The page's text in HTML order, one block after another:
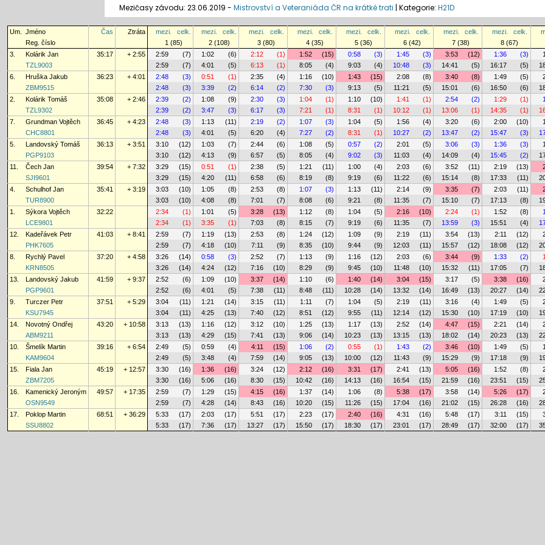
Mezičasy závodu: 23.06.2019 - Mistrovství a Veteraniáda ČR na krátké trati | Kategorie: H21D
Um. Jméno Čas Ztráta mezi. celk. mezi. celk. mezi. celk. mezi. celk. mezi. celk. mezi. celk. mezi. celk. mezi. celk.
Reg. číslo
1 (85) 2 (108) 3 (80) 4 (35) 5 (36) 6 (42) 7 (38) 8 (67)
3.
Kolárik Jan 35:17 + 2:55 2:59 (7) 1:02 (6) 2:12 (1) 1:52 (15) 0:58 (3) 1:45 (3) 3:53 (12) 1:36 (3)
TZL9003
2:59 (7) 4:01 (5) 6:13 (1) 8:05 (4) 9:03 (4) 10:48 (3) 14:41 (5) 16:17 (5)
6.
Hruška Jakub 36:23 + 4:01 2:48 (3) 0:51 (1) 2:35 (4) 1:16 (10) 1:43 (15) 2:08 (8) 3:40 (8) 1:49 (5)
ZBM9515
2:48 (3) 3:39 (2) 6:14 (2) 7:30 (3) 9:13 (5) 11:21 (5) 15:01 (6) 16:50 (6)
2.
Kolárik Tomáš 35:08 + 2:46 2:39 (2) 1:08 (9) 2:30 (3) 1:04 (1) 1:10 (10) 1:41 (1) 2:54 (2) 1:29 (1)
TZL9302
2:39 (2) 3:47 (3) 6:17 (3) 7:21 (1) 8:31 (1) 10:12 (1) 13:06 (1) 14:35 (1)
7.
Grundman Vojtěch 36:45 + 4:23 2:48 (3) 1:13 (11) 2:19 (2) 1:07 (3) 1:04 (5) 1:56 (4) 3:20 (6) 2:00 (10)
CHC8801
2:48 (3) 4:01 (5) 6:20 (4) 7:27 (2) 8:31 (1) 10:27 (2) 13:47 (2) 15:47 (3)
5.
Landovský Tomáš 36:13 + 3:51 3:10 (12) 1:03 (7) 2:44 (6) 1:08 (5) 0:57 (2) 2:01 (5) 3:06 (3) 1:36 (3)
PGP9103
3:10 (12) 4:13 (9) 6:57 (5) 8:05 (4) 9:02 (3) 11:03 (4) 14:09 (4) 15:45 (2)
11.
Čech Jan 39:54 + 7:32 3:29 (15) 0:51 (1) 2:38 (5) 1:21 (11) 1:00 (4) 2:03 (6) 3:52 (11) 2:19 (13)
SJI9601
3:29 (15) 4:20 (11) 6:58 (6) 8:19 (8) 9:19 (6) 11:22 (6) 15:14 (8) 17:33 (11)
4.
Schulhof Jan 35:41 + 3:19 3:03 (10) 1:05 (8) 2:53 (8) 1:07 (3) 1:13 (11) 2:14 (9) 3:35 (7) 2:03 (11)
TUR8900
3:03 (10) 4:08 (8) 7:01 (7) 8:08 (6) 9:21 (8) 11:35 (7) 15:10 (7) 17:13 (8)
1.
Sýkora Vojtěch 32:22 2:34 (1) 1:01 (5) 3:28 (13) 1:12 (8) 1:04 (5) 2:16 (10) 2:24 (1) 1:52 (8)
LCE9801
2:34 (1) 3:35 (1) 7:03 (8) 8:15 (7) 9:19 (6) 11:35 (7) 13:59 (3) 15:51 (4)
12.
Kadeřávek Petr 41:03 + 8:41 2:59 (7) 1:19 (13) 2:53 (8) 1:24 (12) 1:09 (9) 2:19 (11) 3:54 (13) 2:11 (12)
PHK7605
2:59 (7) 4:18 (10) 7:11 (9) 8:35 (10) 9:44 (9) 12:03 (11) 15:57 (12) 18:08 (12)
8.
Rychlý Pavel 37:20 + 4:58 3:26 (14) 0:58 (3) 2:52 (7) 1:13 (9) 1:16 (12) 2:03 (6) 3:44 (9) 1:33 (2)
KRN8505
3:26 (14) 4:24 (12) 7:16 (10) 8:29 (9) 9:45 (10) 11:48 (10) 15:32 (11) 17:05 (7)
13.
Landovský Jakub 41:59 + 9:37 2:52 (6) 1:09 (10) 3:37 (14) 1:10 (6) 1:40 (14) 3:04 (15) 3:17 (5) 3:38 (16)
PGP9601
2:52 (6) 4:01 (5) 7:38 (11) 8:48 (11) 10:28 (14) 13:32 (14) 16:49 (13) 20:27 (14)
9.
Turczer Petr 37:51 + 5:29 3:04 (11) 1:21 (14) 3:15 (11) 1:11 (7) 1:04 (5) 2:19 (11) 3:16 (4) 1:49 (5)
KSU7945
3:04 (11) 4:25 (13) 7:40 (12) 8:51 (12) 9:55 (11) 12:14 (12) 15:30 (10) 17:19 (10)
14.
Novotný Ondřej 43:20 + 10:58 3:13 (13) 1:16 (12) 3:12 (10) 1:25 (13) 1:17 (13) 2:52 (14) 4:47 (15) 2:21 (14)
ABM9211
3:13 (13) 4:29 (15) 7:41 (13) 9:06 (14) 10:23 (13) 13:15 (13) 18:02 (14) 20:23 (13)
10.
Šmelík Martin 39:16 + 6:54 2:49 (5) 0:59 (4) 4:11 (15) 1:06 (2) 0:55 (1) 1:43 (2) 3:46 (10) 1:49 (5)
KAM9604
2:49 (5) 3:48 (4) 7:59 (14) 9:05 (13) 10:00 (12) 11:43 (9) 15:29 (9) 17:18 (9)
15.
Fiala Jan 45:19 + 12:57 3:30 (16) 1:36 (16) 3:24 (12) 2:12 (16) 3:31 (17) 2:41 (13) 5:05 (16) 1:52 (8)
ZBM7205
3:30 (16) 5:06 (16) 8:30 (15) 10:42 (16) 14:13 (16) 16:54 (15) 21:59 (16) 23:51 (15)
16.
Kamenický Jeroným 49:57 + 17:35 2:59 (7) 1:29 (15) 4:15 (16) 1:37 (14) 1:06 (8) 5:38 (17) 3:58 (14) 5:26 (17)
OSN9549
2:59 (7) 4:28 (14) 8:43 (16) 10:20 (15) 11:26 (15) 17:04 (16) 21:02 (15) 26:28 (16)
17.
Poklop Martin 68:51 + 36:29 5:33 (17) 2:03 (17) 5:51 (17) 2:23 (17) 2:40 (16) 4:31 (16) 5:48 (17) 3:11 (15)
SSU8802
5:33 (17) 7:36 (17) 13:27 (17) 15:50 (17) 18:30 (17) 23:01 (17) 28:49 (17) 32:00 (17)